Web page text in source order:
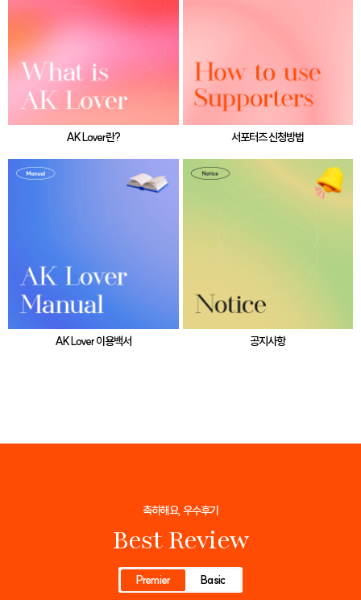
AK Lover란? 서포터즈 신청방법
AK Lover 이용백서 공지사항
축하해요, 우수후기
Best Review
Premier
Basic